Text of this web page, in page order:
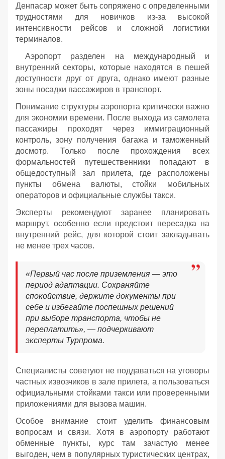
Денпасар может быть сопряжено с определенными
трудностями для новичков из-за высокой
интенсивности рейсов и сложной логистики
терминалов.
Аэропорт разделен на международный и
внутренний секторы, которые находятся в пешей
доступности друг от друга, однако имеют разные
зоны посадки пассажиров в транспорт.
Понимание структуры аэропорта критически важно
для экономии времени. После выхода из самолета
пассажиры проходят через иммиграционный
контроль, зону получения багажа и таможенный
досмотр. Только после прохождения всех
формальностей путешественники попадают в
общедоступный зал прилета, где расположены
пункты обмена валюты, стойки мобильных
операторов и официальные службы такси.
Эксперты рекомендуют заранее планировать
маршрут, особенно если предстоит пересадка на
внутренний рейс, для которой стоит закладывать
не менее трех часов.
«Первый час после приземления — это
период адаптации. Сохраняйте
спокойствие, держите документы при
себе и избегайте поспешных решений
при выборе транспорта, чтобы не
переплатить», — подчеркивают
эксперты Турпрома.
Специалисты советуют не поддаваться на уговоры
частных извозчиков в зале прилета, а пользоваться
официальными стойками такси или проверенными
приложениями для вызова машин.
Особое внимание стоит уделить финансовым
вопросам и связи. Хотя в аэропорту работают
обменные пункты, курс там зачастую менее
выгоден, чем в популярных туристических центрах,